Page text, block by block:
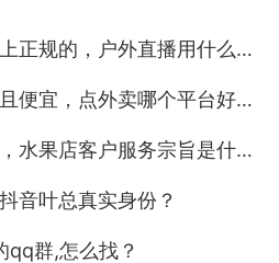
规的，户外直播用什么设备？
点外卖哪个平台好而且便宜知乎？
果店客户服务宗旨是什么？
音叶总真实身份？
qq群,怎么找？